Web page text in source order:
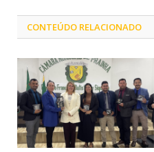
CONTEÚDO RELACIONADO